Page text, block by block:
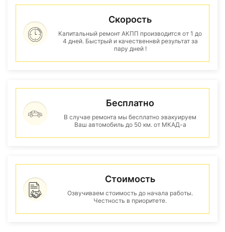
Скорость
Капитальный ремонт АКПП производится от 1 до
4 дней. Быстрый и качественнвй результат за
пару дней !
Бесплатно
В случае ремонта мы бесплатно эвакуируем
Ваш автомобиль до 50 км. от МКАД-а
Стоимость
Озвучиваем стоимость до начала работы.
Честность в приоритете.